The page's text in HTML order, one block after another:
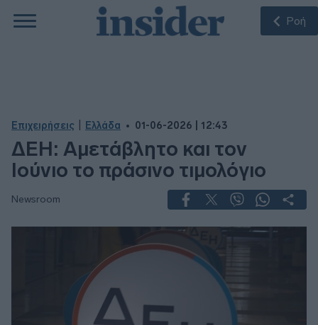
Ροή
Επιχειρήσεις Ελλάδα 01-06-2026 | 12:43
ΔΕΗ: Αμετάβλητο και τον
Ιούνιο το πράσινο τιμολόγιο
Newsroom